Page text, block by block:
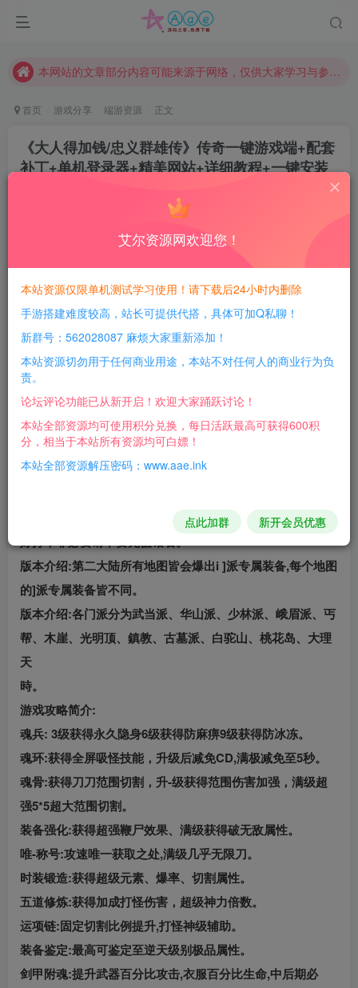
现在赞助会员享受专属折扣，详情点击此条公告。
本网站的文章部分内容可能来源于网络，仅供大家学习与参考，如有侵权，请联系站长QQ466107887进行删除处理。
首页 游戏分享 端游资源 正文
《大人得加钱/忠义群雄传》传奇一键游戏端+配套
补丁+单机登录器+精美网站+详细教程+一键安装
每日活跃最高可获得600积分！所有资源可以使用
积分免费兑换！
游戏介绍：
采用热血传奇17周年完整客户端测试。
版本介绍:游戏各方面平衡，同时保证了非R、打金玩家也能
参与激情打宝。
版本介绍:本服装备等阶可以依靠装备所带切割数值来分辨，
版本介绍:本服还有近300件钻石回收件及千件首爆钻石非常
好打，非必要请不要充值钻石。
版本介绍:第二大陆所有地图皆会爆出i ]派专属装备,每个地图
的]派专属装备皆不同。
版本介绍:各门派分为武当派、华山派、少林派、峨眉派、丐
帮、木崖、光明顶、鎮教、古墓派、白驼山、桃花岛、大理
天
時。
游戏攻略简介:
魂兵: 3级获得永久隐身6级获得防麻痹9级获得防冰冻。
魂环:获得全屏吸怪技能，升级后减免CD,满极减免至5秒。
魂骨:获得刀刀范围切割，升-级获得范围伤害加强，满级超
强5*5超大范围切割。
装备强化:获得超强鞭尸效果、满级获得破无敌属性。
唯-称号:攻速唯一获取之处,满级几乎无限刀。
时装锻造:获得超级元素、爆率、切割属性。
五道修炼:获得加成打怪伤害，超级神力倍数。
运项链:固定切割比例提升,打怪神级辅助。
装备鉴定:最高可鉴定至逆天级别极品属性。
剑甲附魂:提升武器百分比攻击,衣服百分比生命,中后期必
艾尔资源网欢迎您！
本站资源仅限单机测试学习使用！请下载后24小时内删除
手游搭建难度较高，站长可提供代搭，具体可加Q私聊！
新群号：562028087 麻烦大家重新添加！
本站资源切勿用于任何商业用途，本站不对任何人的商业行为负
责。
论坛评论功能已从新开启！欢迎大家踊跃讨论！
本站全部资源均可使用积分兑换，每日活跃最高可获得600积
分，相当于本站所有资源均可白嫖！
本站全部资源解压密码：www.aae.ink
点此加群 新开会员优惠